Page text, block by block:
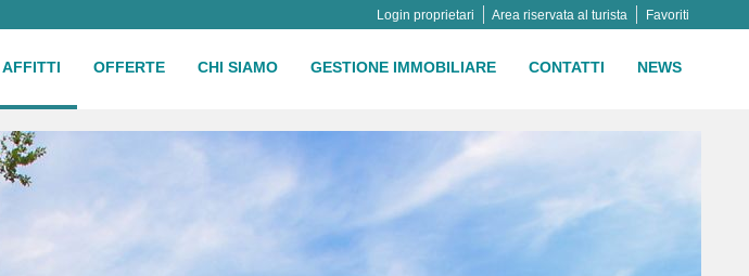
Favoriti
Area riservata al turista
Login proprietari
AFFITTI OFFERTE CHI SIAMO GESTIONE IMMOBILIARE CONTATTI NEWS